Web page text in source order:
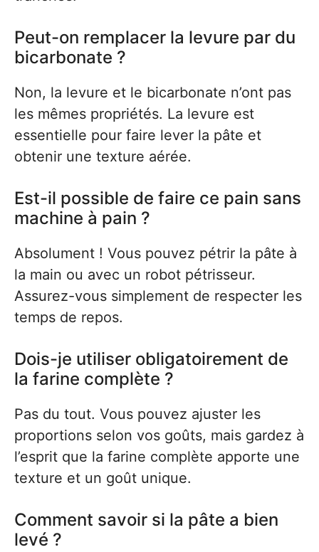
Peut-on remplacer la levure par du
bicarbonate ?
Non, la levure et le bicarbonate n’ont pas
les mêmes propriétés. La levure est
essentielle pour faire lever la pâte et
obtenir une texture aérée.
Est-il possible de faire ce pain sans
machine à pain ?
Absolument ! Vous pouvez pétrir la pâte à
la main ou avec un robot pétrisseur.
Assurez-vous simplement de respecter les
temps de repos.
Dois-je utiliser obligatoirement de
la farine complète ?
Pas du tout. Vous pouvez ajuster les
proportions selon vos goûts, mais gardez à
l’esprit que la farine complète apporte une
texture et un goût unique.
Comment savoir si la pâte a bien
levé ?